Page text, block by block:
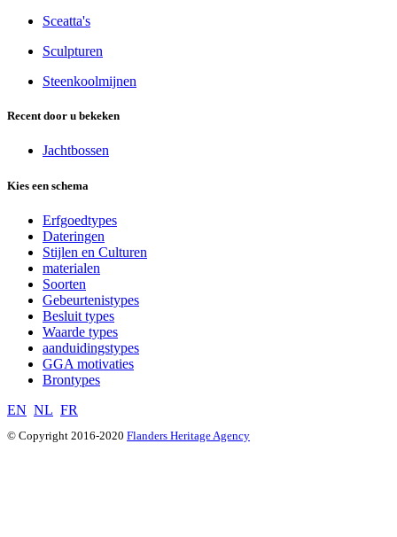
Sceatta's
Sculpturen
Steenkoolmijnen
Recent door u bekeken
Jachtbossen
Kies een schema
Erfgoedtypes
Dateringen
Stijlen en Culturen
materialen
Soorten
Gebeurtenistypes
Besluit types
Waarde types
aanduidingstypes
GGA motivaties
Brontypes
EN NL FR
© Copyright 2016-2020 Flanders Heritage Agency